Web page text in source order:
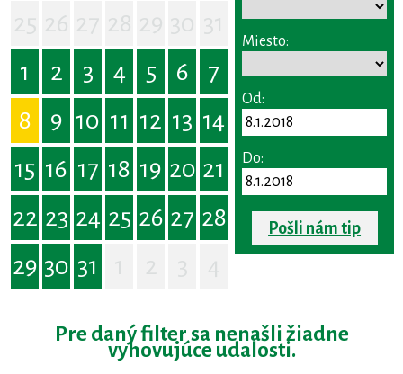
1
2 3 4 5 6
7
8
9 10 11 12 13 14
15 16 17 18 19 20 21
22 23 24 25 26 27 28
29 30 31
Miesto:
Od:
Do:
Pošli nám tip
Pre daný filter sa nenašli žiadne
vyhovujúce udalosti.